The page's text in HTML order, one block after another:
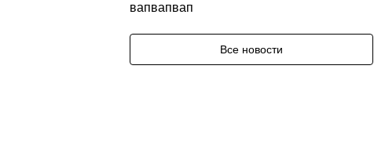
вапвапвап
Все новости